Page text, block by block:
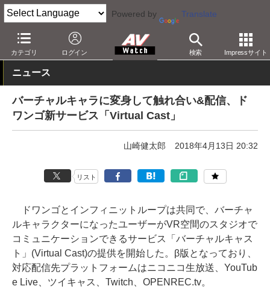
Powered by Translate
カテゴリ ログイン 検索 Impressサイト
AV Watch コンテンツ・サービス VR
ニュース
バーチャルキャラに変身して触れ合い&配信、ド
ワンゴ新サービス「Virtual Cast」
山崎健太郎 2018年4月13日 20:32
リスト
ドワンゴとインフィニットループは共同で、バーチャ
ルキャラクターになったユーザーがVR空間のスタジオで
コミュニケーションできるサービス「バーチャルキャス
ト」(Virtual Cast)の提供を開始した。β版となっており、
対応配信先プラットフォームはニコニコ生放送、YouTub
e Live、ツイキャス、Twitch、OPENREC.tv。